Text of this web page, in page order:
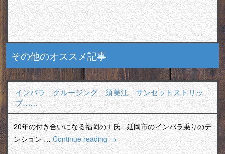
その他のオススメ記事
インパラ クルージング 須美江 サンセットストリッ
プ……
20年の付き合いになる福岡のＩ氏 延岡市のインパラ乗りのテ
ンション …Continue reading→